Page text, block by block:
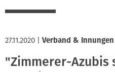
27.11.2020 Verband & Innungen
"Zimmerer-Azubis